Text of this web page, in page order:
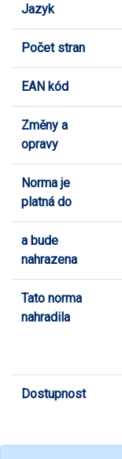
Jazyk
Počet stran
EAN kód
Změny a
opravy
Norma je
platná do
a bude
nahrazena
Tato norma
nahradila
Dostupnost